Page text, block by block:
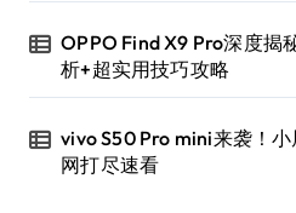
OPPO Find X9 Pro深度揭
析+超实用技巧攻略
vivo S50 Pro mini来袭！
网打尽速看